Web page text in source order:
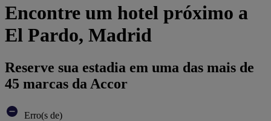
Encontre um hotel próximo a
El Pardo, Madrid
Reserve sua estadia em uma das mais de
45 marcas da Accor
Erro(s de)